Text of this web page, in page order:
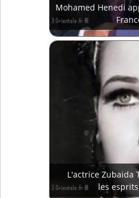
Mohamed Henedi
L'actrice Zubaida
les